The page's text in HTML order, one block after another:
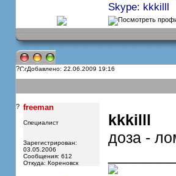
Skype: kkkilll
? Добавлено: 22.06.2009 19:16
? freeman
Специалист
Зарегистрирован:
03.05.2006
Сообщения: 612
Откуда: Кореновск
kkkilll
доза -